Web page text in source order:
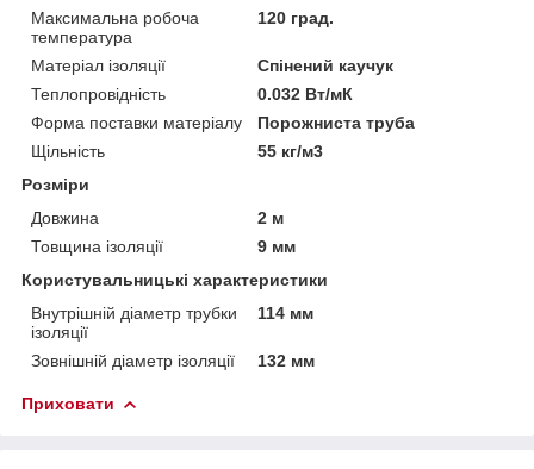
Максимальна робоча
температура
120 град.
Матеріал ізоляції
Спінений каучук
Теплопровідність
0.032 Вт/мК
Форма поставки матеріалу
Порожниста труба
Щільність
55 кг/м3
Розміри
Довжина
2 м
Товщина ізоляції
9 мм
Користувальницькі характеристики
Внутрішній діаметр трубки
ізоляції
114 мм
Зовнішній діаметр ізоляції 132 мм
Приховати